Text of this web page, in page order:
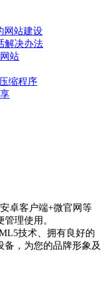
网站建设
解决办法
站
缩程序
卓客户端+微官网等
理使用。
技术、拥有良好的
备，为您的品牌形象及